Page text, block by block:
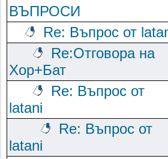
ВЪПРОСИ
Re: Въпрос от
Re:Отговора на
Хор+Бат
Re: Въпрос от
latani
Re: Въпрос от
latani